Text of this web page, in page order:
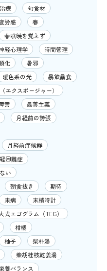
療
旬食材
労感
春
春眠暁を覚えず
経心理学
時間管理
化
暑邪
暖色系の光
暴飲暴食
エクスポージャー）
害
最善主義
月経前の誇張
月経前症候群
困難症
い
朝食抜き
期待
未病
末梢時計
式エゴグラム（TEG）
柑橘
柚子
柴朴湯
柴胡桂枝乾姜湯
養バランス